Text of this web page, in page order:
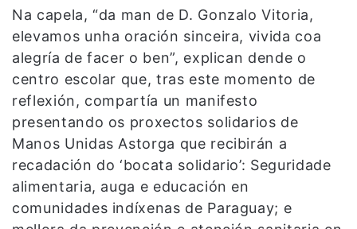
Na capela, “da man de D. Gonzalo Vitoria,
elevamos unha oración sinceira, vivida coa
alegría de facer o ben”, explican dende o
centro escolar que, tras este momento de
reflexión, compartía un manifesto
presentando os proxectos solidarios de
Manos Unidas Astorga que recibirán a
recadación do ‘bocata solidario’: Seguridade
alimentaria, auga e educación en
comunidades indíxenas de Paraguay; e